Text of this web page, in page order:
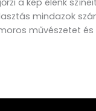
mindazok
művészetet